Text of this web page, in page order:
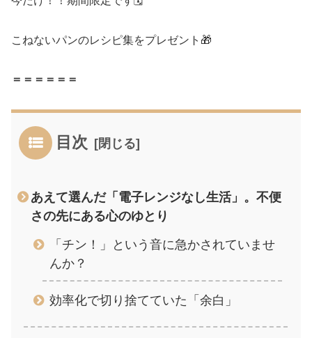
こねないパンのレシピ集をプレゼント🎁
＝＝＝＝＝＝
目次
あえて選んだ「電子レンジなし生活」。不便
さの先にある心のゆとり
「チン！」という音に急かされていませ
んか？
効率化で切り捨てていた「余白」